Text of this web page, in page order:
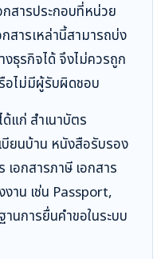
สารประกอบที่หน่วย
สารเหล่านี้สามารถบ่ง
ธุรกิจได้ จึงไม่ควรถูก
อไม่มีผู้รับผิดชอบ
แก่ สำเนาบัตร
บียนบ้าน หนังสือรับรอง
อกสารภาษี เอกสาร
าน เช่น Passport,
นการยื่นคำขอในระบบ